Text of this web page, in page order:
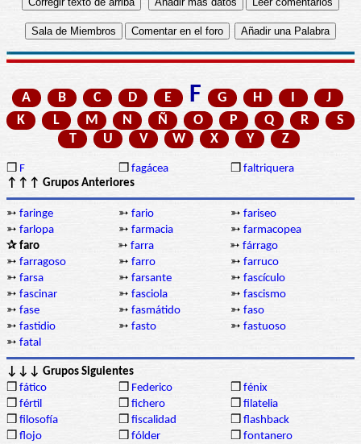
A B C D E F G H I
J
K
L M N Ñ O P Q R
S
T
U V W X Y Z
❒ F ❒ fagácea ❒ faltriquera
↑↑↑ Grupos Anteriores
➳ faringe ➳ fario ➳ fariseo
➳ farlopa ➳ farmacia ➳ farmacopea
✰ faro
➳ farra ➳ fárrago
➳ farragoso ➳ farro ➳ farruco
➳ farsa ➳ farsante ➳ fascículo
➳ fascinar ➳ fasciola ➳ fascismo
➳ fase ➳ fasmátido ➳ faso
➳ fastidio ➳ fasto ➳ fastuoso
➳ fatal
↓↓↓ Grupos Siguientes
❒ fático ❒ Federico ❒ fénix
❒ fértil ❒ fichero ❒ filatelia
❒ filosofía ❒ fiscalidad ❒ flashback
❒ flojo ❒ fólder ❒ fontanero